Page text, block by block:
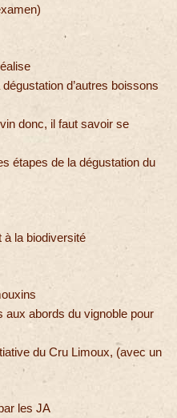
d’autres boissons
donc, il faut savoir se
étapes de la dégustation du
à la biodiversité
aux abords du vignoble pour
du Cru Limoux, (avec un
les JA